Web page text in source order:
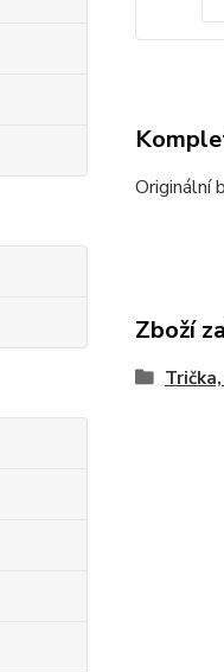
Originální
Zboží